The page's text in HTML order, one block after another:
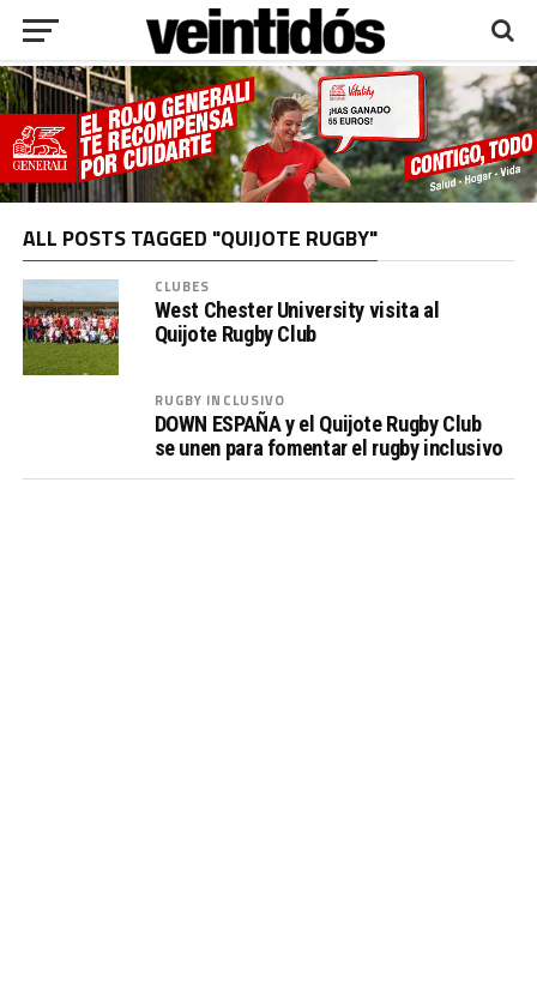
ALL POSTS TAGGED "QUIJOTE RUGBY"
CLUBES
West Chester University visita al
Quijote Rugby Club
RUGBY INCLUSIVO
DOWN ESPAÑA y el Quijote Rugby Club
se unen para fomentar el rugby inclusivo